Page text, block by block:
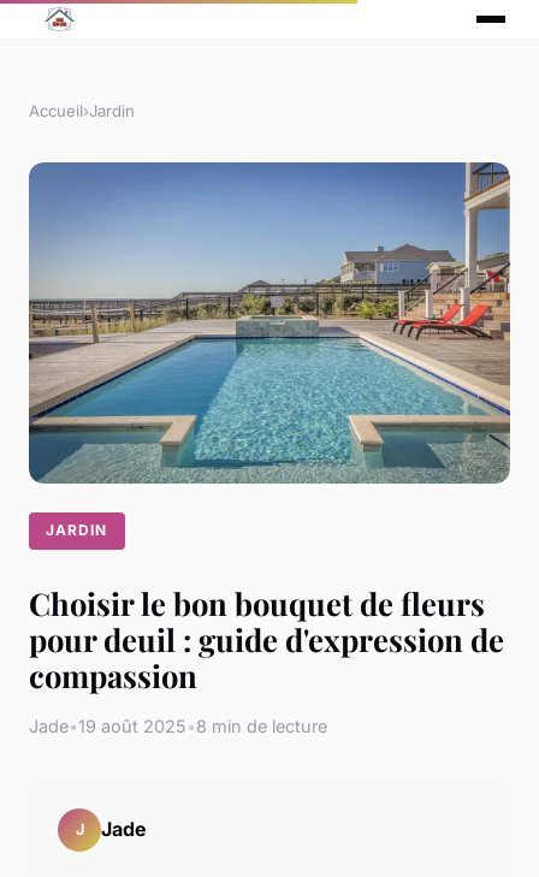
Accueil›Jardin
JARDIN
Choisir le bon bouquet de fleurs
pour deuil : guide d'expression de
compassion
Jade•19 août 2025•8 min de lecture
J Jade